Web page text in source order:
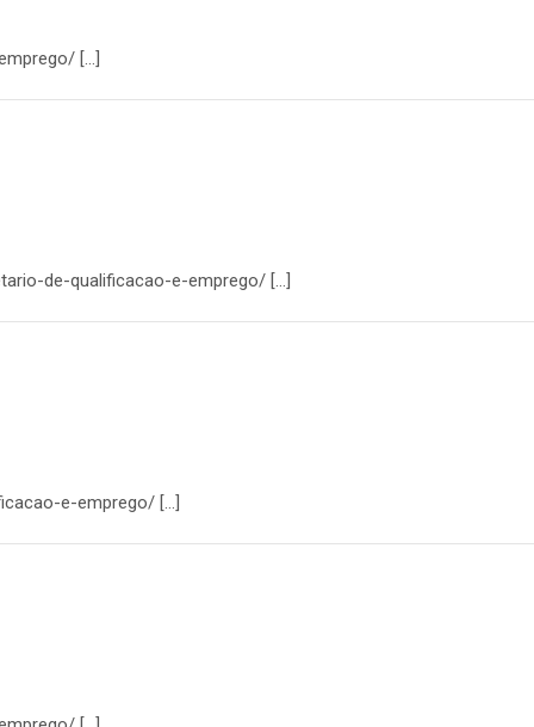
[…]
de-qualificacao-e-emprego/ […]
e-emprego/ […]